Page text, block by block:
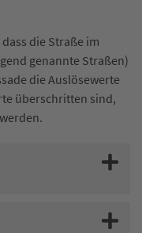
die Straße im
genannte Straßen)
die Auslösewerte
überschritten sind,